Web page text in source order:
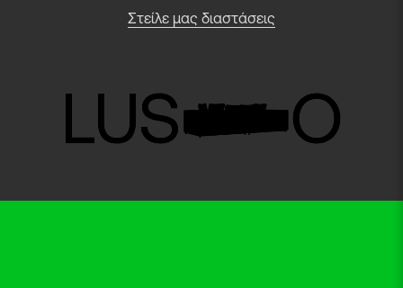
Στείλε μας διαστάσεις